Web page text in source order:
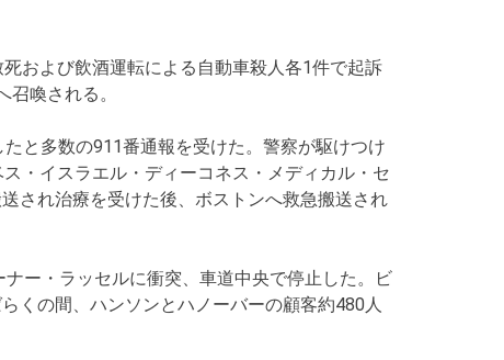
および飲酒運転による自動車殺人各1件で起訴
喚される。
と多数の911番通報を受けた。警察が駆けつけ
・イスラエル・ディーコネス・メディカル・セ
され治療を受けた後、ボストンへ救急搬送され
ー・ラッセルに衝突、車道中央で停止した。ビ
くの間、ハンソンとハノーバーの顧客約480人